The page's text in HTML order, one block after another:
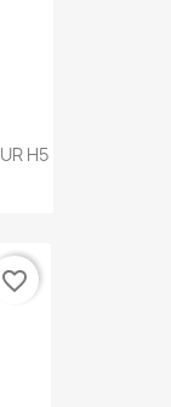
H5
favorite_border